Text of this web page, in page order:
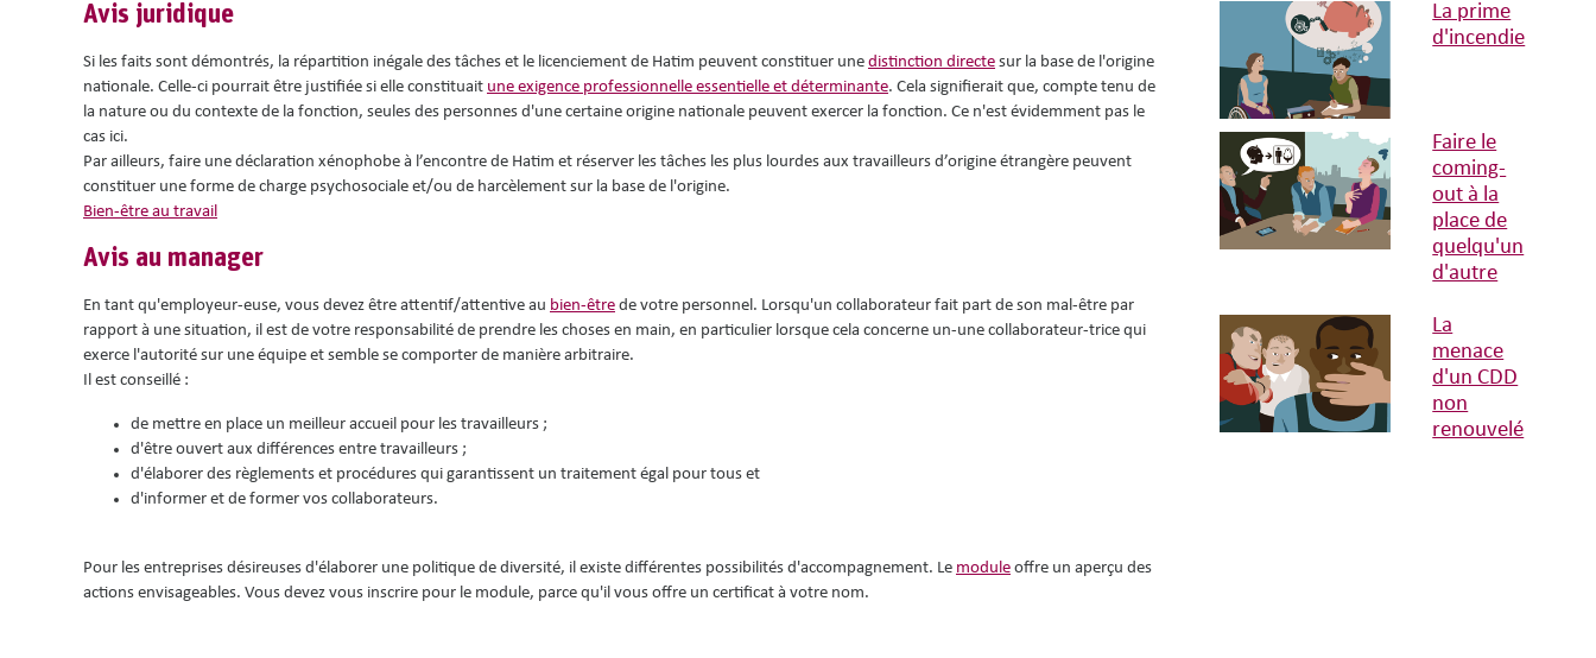
Avis juridique
Si les faits sont démontrés, la répartition inégale des tâches et le licenciement de Hatim peuvent constituer une distinction directe sur la base de l'origine
nationale. Celle-ci pourrait être justifiée si elle constituait une exigence professionnelle essentielle et déterminante. Cela signifierait que, compte tenu de
la nature ou du contexte de la fonction, seules des personnes d'une certaine origine nationale peuvent exercer la fonction. Ce n'est évidemment pas le
cas ici.
Par ailleurs, faire une déclaration xénophobe à l’encontre de Hatim et réserver les tâches les plus lourdes aux travailleurs d’origine étrangère peuvent
constituer une forme de charge psychosociale et/ou de harcèlement sur la base de l'origine.
Bien-être au travail
Avis au manager
En tant qu'employeur-euse, vous devez être attentif/attentive au bien-être de votre personnel. Lorsqu'un collaborateur fait part de son mal-être par
rapport à une situation, il est de votre responsabilité de prendre les choses en main, en particulier lorsque cela concerne un-une collaborateur-trice qui
exerce l'autorité sur une équipe et semble se comporter de manière arbitraire.
Il est conseillé :
de mettre en place un meilleur accueil pour les travailleurs ;
d'être ouvert aux différences entre travailleurs ;
d'élaborer des règlements et procédures qui garantissent un traitement égal pour tous et
d'informer et de former vos collaborateurs.
Pour les entreprises désireuses d'élaborer une politique de diversité, il existe différentes possibilités d'accompagnement. Le module offre un aperçu des
actions envisageables. Vous devez vous inscrire pour le module, parce qu'il vous offre un certificat à votre nom.
La prime
d'incendie
Faire le
coming-
out à la
place de
quelqu'un
d'autre
La
menace
d'un CDD
non
renouvelé